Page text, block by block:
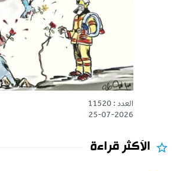
العدد : 11520
25-07-2026
الأكثر قراءة